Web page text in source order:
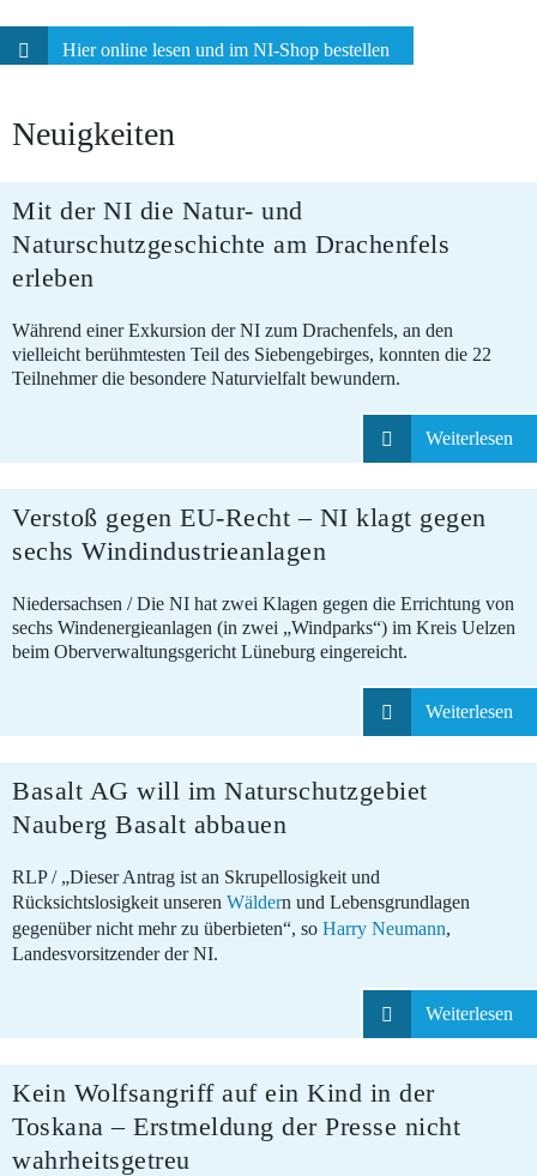
Hier online lesen und im NI-Shop bestellen
Neuigkeiten
06.08.2026
Mit der NI die Natur- und
Naturschutzgeschichte am Drachenfels
erleben
Während einer Exkursion der NI zum Drachenfels, an den
vielleicht berühmtesten Teil des Siebengebirges, konnten die 22
Teilnehmer die besondere Naturvielfalt bewundern.
Weiterlesen
05.08.2026
Verstoß gegen EU-Recht – NI klagt gegen
sechs Windindustrieanlagen
Niedersachsen / Die NI hat zwei Klagen gegen die Errichtung von
sechs Windenergieanlagen (in zwei „Windparks“) im Kreis Uelzen
beim Oberverwaltungsgericht Lüneburg eingereicht.
Weiterlesen
30.07.2026
Basalt AG will im Naturschutzgebiet
Nauberg Basalt abbauen
RLP / „Dieser Antrag ist an Skrupellosigkeit und
Rücksichtslosigkeit unseren Wäldern und Lebensgrundlagen
gegenüber nicht mehr zu überbieten“, so Harry Neumann,
Landesvorsitzender der NI.
Weiterlesen
30.07.2026
Kein Wolfsangriff auf ein Kind in der
Toskana – Erstmeldung der Presse nicht
wahrheitsgetreu